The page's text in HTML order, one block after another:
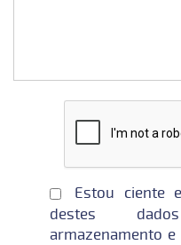
Estou ciente
destes
armazenamento